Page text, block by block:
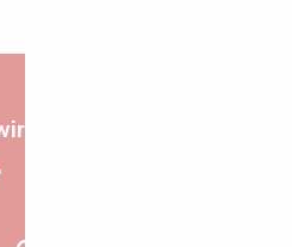
verbunden